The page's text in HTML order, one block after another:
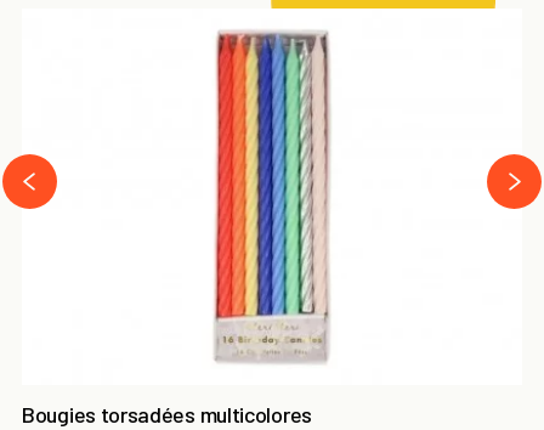
Bougies torsadées multicolores
prev
next